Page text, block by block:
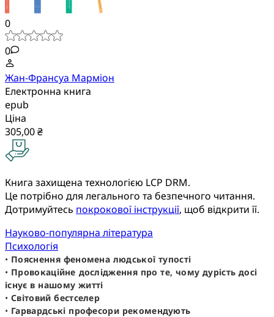
0
0
Жан-Франсуа Марміон
Електронна книга
epub
Ціна
305,00 ₴
Книга захищена технологією LCP DRM.
Це потрібно для легального та безпечного читання.
Дотримуйтесь покрокової інструкції, щоб відкрити її.
Науково-популярна література
Психологія
• Пояснення феномена людської тупості
• Провокаційне дослідження про те, чому дурість досі
існує в нашому житті
•Світовий бестселер
• Гарвардські професори рекомендують